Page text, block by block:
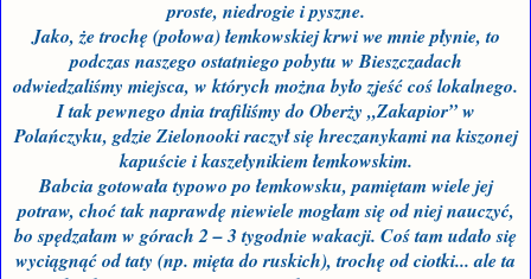
proste, niedrogie i pyszne.
Jako, że trochę (połowa) łemkowskiej krwi we mnie płynie, to
podczas naszego ostatniego pobytu w Bieszczadach
odwiedzaliśmy miejsca, w których można było zjeść coś lokalnego.
I tak pewnego dnia trafiliśmy do Oberży „Zakapior” w
Polańczyku, gdzie Zielonooki raczył się hreczanykami na kiszonej
kapuście i kaszełynikiem łemkowskim.
Babcia gotowała typowo po łemkowsku, pamiętam wiele jej
potraw, choć tak naprawdę niewiele mogłam się od niej nauczyć,
bo spędzałam w górach 2 – 3 tygodnie wakacji. Coś tam udało się
wyciągnąć od taty (np. mięta do ruskich), trochę od ciotki... ale ta